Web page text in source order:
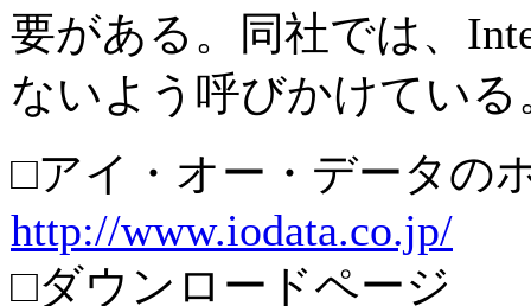
要がある。同社では、
ないよう呼びかけている
□アイ・オー・データの
http://www.iodata.co.jp/
□ダウンロードページ